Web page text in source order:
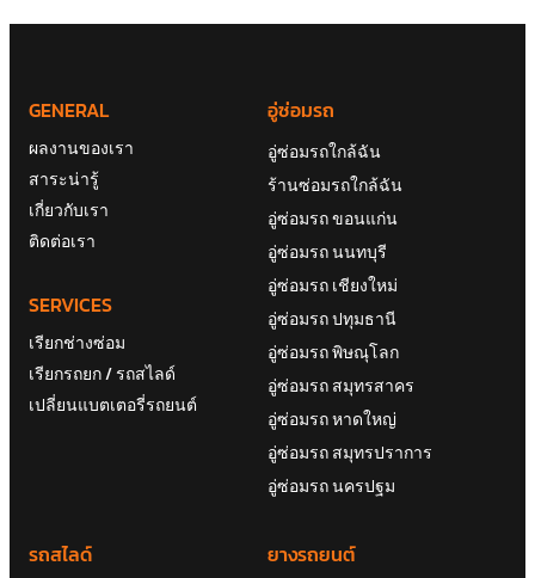
GENERAL
ผลงานของเรา
สาระน่ารู้
เกี่ยวกับเรา
ติดต่อเรา
SERVICES
เรียกช่างซ่อม
เรียกรถยก / รถสไลด์
เปลี่ยนแบตเตอรี่รถยนต์
อู่ซ่อมรถ
อู่ซ่อมรถใกล้ฉัน
ร้านซ่อมรถใกล้ฉัน
อู่ซ่อมรถ ขอนแก่น
อู่ซ่อมรถ นนทบุรี
อู่ซ่อมรถ เชียงใหม่
อู่ซ่อมรถ ปทุมธานี
อู่ซ่อมรถ พิษณุโลก
อู่ซ่อมรถ สมุทรสาคร
อู่ซ่อมรถ หาดใหญ่
อู่ซ่อมรถ สมุทรปราการ
อู่ซ่อมรถ นครปฐม
รถสไลด์ ยางรถยนต์